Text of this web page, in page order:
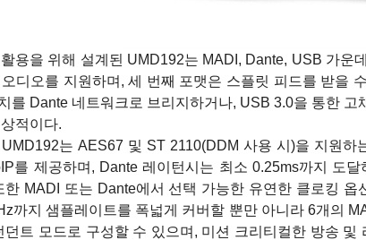
용을 위해 설계된 UMD192는 MADI, Dante, USB 가운
디오를 지원하며, 세 번째 포맷은 스플릿 피드를 받을
를 Dante 네트워크로 브리지하거나, USB 3.0을 통한 고
적이다.
는 AES67 및 ST 2110(DDM 사용 시)을 지원하
를 제공하며, Dante 레이턴시는 최소 0.25ms까지 도달
한 MADI 또는 Dante에서 선택 가능한 유연한 클로킹 옵
까지 샘플레이트를 폭넓게 커버할 뿐만 아니라 6개의
던트 모드로 구성할 수 있으며, 미션 크리티컬한 방송 및